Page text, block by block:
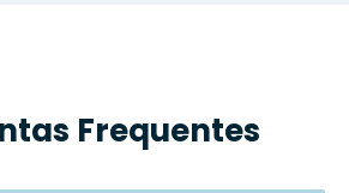
Frequentes